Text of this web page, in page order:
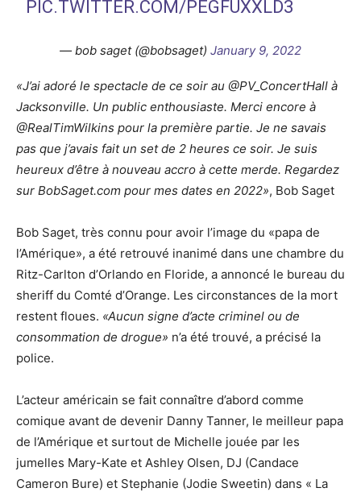
PIC.TWITTER.COM/PEGFUXXLD3
— bob saget (@bobsaget) January 9, 2022
«J’ai adoré le spectacle de ce soir au @PV_ConcertHall à
Jacksonville. Un public enthousiaste. Merci encore à
@RealTimWilkins pour la première partie. Je ne savais
pas que j’avais fait un set de 2 heures ce soir. Je suis
heureux d’être à nouveau accro à cette merde. Regardez
sur BobSaget.com pour mes dates en 2022», Bob Saget
Bob Saget, très connu pour avoir l’image du «papa de
l’Amérique», a été retrouvé inanimé dans une chambre du
Ritz-Carlton d’Orlando en Floride, a annoncé le bureau du
sheriff du Comté d’Orange. Les circonstances de la mort
restent floues. «Aucun signe d’acte criminel ou de
consommation de drogue» n’a été trouvé, a précisé la
police.
L’acteur américain se fait connaître d’abord comme
comique avant de devenir Danny Tanner, le meilleur papa
de l’Amérique et surtout de Michelle jouée par les
jumelles Mary-Kate et Ashley Olsen, DJ (Candace
Cameron Bure) et Stephanie (Jodie Sweetin) dans « La